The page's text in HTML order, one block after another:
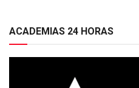
ACADEMIAS 24 HORAS